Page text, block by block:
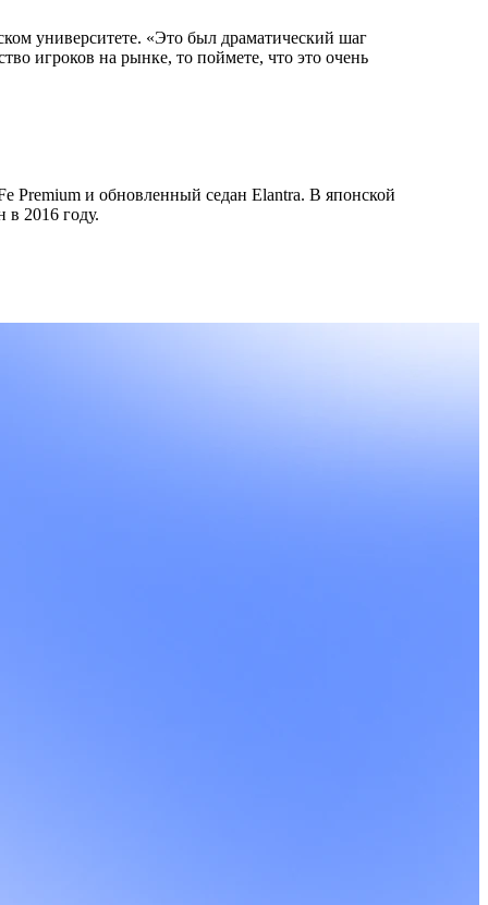
университете. «Это был драматический шаг
игроков на рынке, то поймете, что это очень
Premium и обновленный седан Elantra. В японской
в 2016 году.